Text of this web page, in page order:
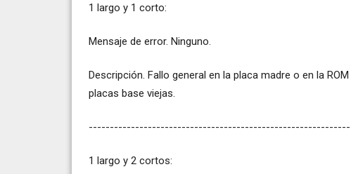
1 largo y 1 corto:
Mensaje de error. Ninguno.
Descripción. Fallo general en la placa madre o en la
placas base viejas.
1 largo y 2 cortos: